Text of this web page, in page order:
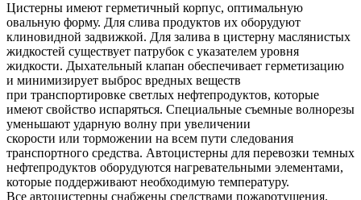
Цистерны имеют герметичный корпус, оптимальную
овальную форму. Для слива продуктов их оборудуют
клиновидной задвижкой. Для залива в цистерну маслянистых
жидкостей существует патрубок с указателем уровня
жидкости. Дыхательный клапан обеспечивает герметизацию
и минимизирует выброс вредных веществ
при транспортировке светлых нефтепродуктов, которые
имеют свойство испаряться. Специальные съемные волнорезы
уменьшают ударную волну при увеличении
скорости или торможении на всем пути следования
транспортного средства. Автоцистерны для перевозки темных
нефтепродуктов оборудуются нагревательными элементами,
которые поддерживают необходимую температуру.
Все автоцистерны снабжены средствами пожаротушения,